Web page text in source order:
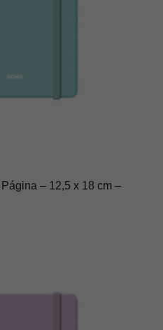
– 12,5 x 18 cm –